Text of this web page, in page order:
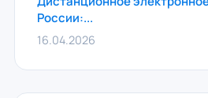
России:...
16.04.2026